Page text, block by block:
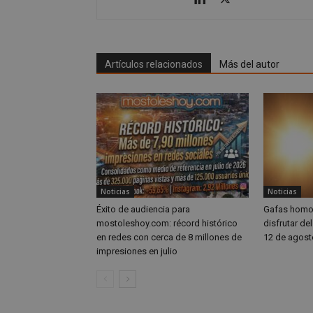
Artículos relacionados Más del autor
Noticias
Éxito de audiencia para
mostoleshoy.com: récord histórico
en redes con cerca de 8 millones de
impresiones en julio
Noticias
Gafas
disfrutar
12 de
Nombre
OAID
_ga
_ga_CJ6TH46G2D
Nombre
YSC
NID
VISITOR_INFO1_LIVE
vuid
_cfuvid
Nombre